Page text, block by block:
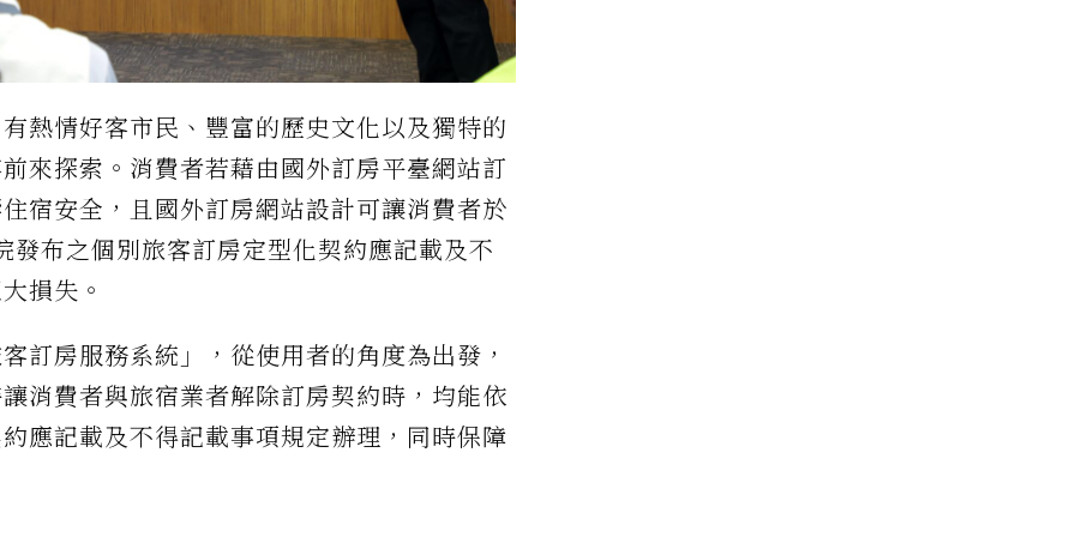
熱情好客市民、豐富的歷史文化以及獨特的
來探索。消費者若藉由國外訂房平臺網站訂
宿安全，且國外訂房網站設計可讓消費者於
布之個別旅客訂房定型化契約應記載及不
損失。
訂房服務系統」，從使用者的角度為出發，
消費者與旅宿業者解除訂房契約時，均能依
應記載及不得記載事項規定辦理，同時保障